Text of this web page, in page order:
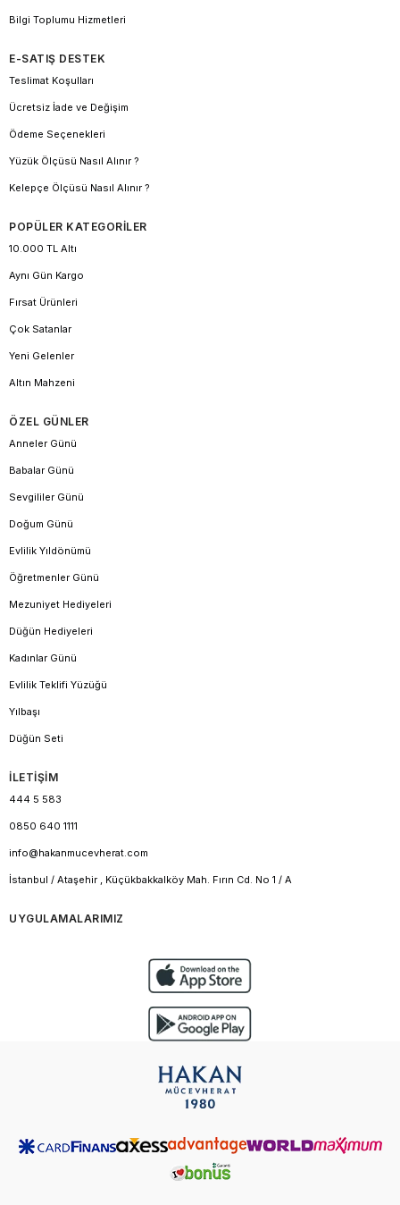
Bilgi Toplumu Hizmetleri
E-SATIŞ DESTEK
Teslimat Koşulları
Ücretsiz İade ve Değişim
Ödeme Seçenekleri
Yüzük Ölçüsü Nasıl Alınır ?
Kelepçe Ölçüsü Nasıl Alınır ?
POPÜLER KATEGORİLER
10.000 TL Altı
Aynı Gün Kargo
Fırsat Ürünleri
Çok Satanlar
Yeni Gelenler
Altın Mahzeni
ÖZEL GÜNLER
Anneler Günü
Babalar Günü
Sevgililer Günü
Doğum Günü
Evlilik Yıldönümü
Öğretmenler Günü
Mezuniyet Hediyeleri
Düğün Hediyeleri
Kadınlar Günü
Evlilik Teklifi Yüzüğü
Yılbaşı
Düğün Seti
İLETİŞİM
444 5 583
0850 640 1111
info@hakanmucevherat.com
İstanbul / Ataşehir , Küçükbakkalköy Mah. Fırın Cd. No 1 / A
UYGULAMALARIMIZ